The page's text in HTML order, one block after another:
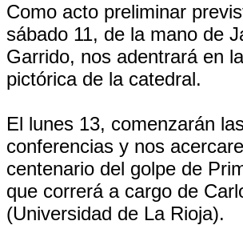
Como acto preliminar
sábado 11, de la mano de
Garrido, nos adentrará en
pictórica de la catedral.
El lunes 13, comenzarán
conferencias y nos
centenario del golpe de
que correrá a cargo de
(Universidad de La Rioja).